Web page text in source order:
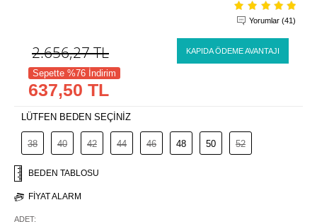
Yorumlar (41)
2.656,27TL KAPIDA ÖDEME AVANTAJI
Sepette %76 İndirim
637,50 TL
LÜTFEN BEDEN SEÇİNİZ
38 40 42 44 46 48 50 52
BEDEN TABLOSU
FIYAT ALARM
ADET: